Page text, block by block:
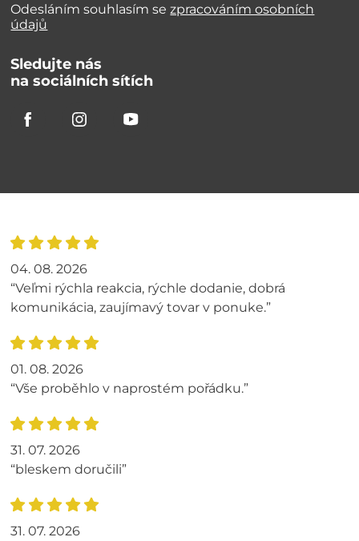
Odesláním souhlasím sezpracováním osobních
údajů
Sledujte nás
na sociálních sítích
04. 08. 2026
“Veľmi rýchla reakcia, rýchle dodanie, dobrá
komunikácia, zaujímavý tovar v ponuke.”
01. 08. 2026
“Vše proběhlo v naprostém pořádku.”
31. 07. 2026
“bleskem doručili”
31. 07. 2026